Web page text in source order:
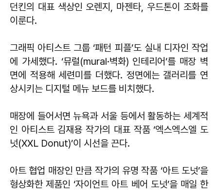
던킨의 대표 색상인 오렌지, 마젠타, 우드톤이 조화를
이룬다.
그래픽 아티스트 그룹 ‘패턴 피플’도 실내 디자인 작업
에 가세했다. ‘뮤럴(mural·벽화) 인테리어’를 매장 벽
면에 적용해 세련미를 더했다. 정면에는 갤러리를 연
상시키는 디지털 메뉴 보드를 비치했다.
매장에 들어서면 뉴욕과 서울 등에서 활동하는 세계적
인 아티스트 김재용 작가의 대표 작품 ‘엑스엑스엘 도
넛(XXL Donut)’이 시선을 끈다.
아트 협업 매장인 만큼 작가의 유명 작품 ‘아트 도넛’을
형상화한 제품인 ‘자이언트 아트 베어 도넛’을 매일 한